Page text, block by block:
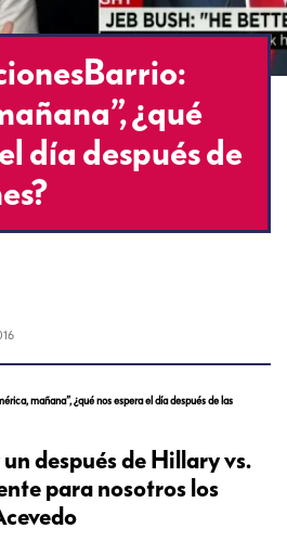
¿qué
día después de
mañana”, ¿qué nos espera el día después de las
después de Hillary vs.
para nosotros los